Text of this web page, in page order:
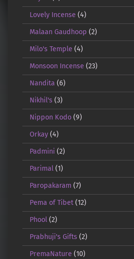
Lovely Incense (4)
Malaan Gaudhoop (2)
Milo's Temple (4)
Monsoon Incense (23)
Nandita (6)
Nikhil's(3)
Nippon Kodo(9)
Orkay(4)
Padmini (2)
Parimal(1)
Paropakaram (7)
Pema of Tibet(12)
Phool(2)
Prabhuji's Gifts(2)
PremaNature (10)